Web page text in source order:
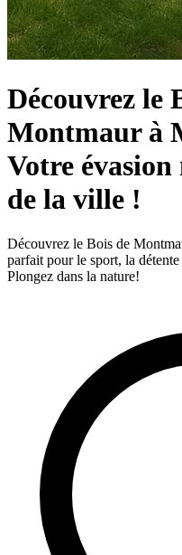
Découvrez le
Montmaur à
Votre
de la ville !
Découvrez le Bois de
parfait pour le sport, la
Plongez dans la nature!